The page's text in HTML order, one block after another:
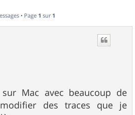
• Page 1 sur 1
sur Mac avec beaucoup de
des traces que je